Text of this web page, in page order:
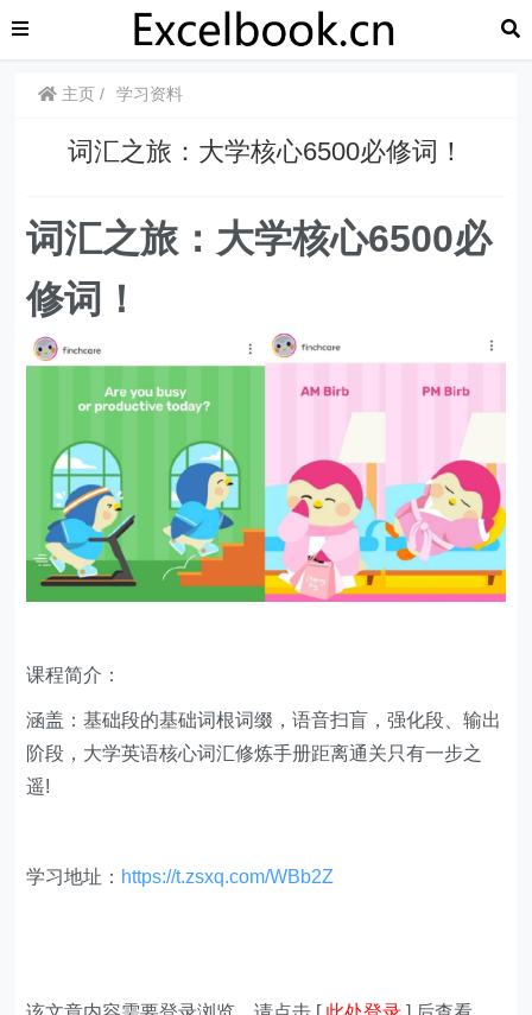
主页 学习资料
词汇之旅：大学核心6500必修词！
词汇之旅：大学核心6500必
修词！
课程简介：
涵盖：基础段的基础词根词缀，语音扫盲，强化段、输出
阶段，大学英语核心词汇修炼手册距离通关只有一步之
遥!
学习地址： https://t.zsxq.com/WBb2Z